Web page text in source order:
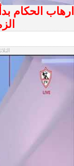
ارهاب الحكام
الثلاثاء 04 أغسطس